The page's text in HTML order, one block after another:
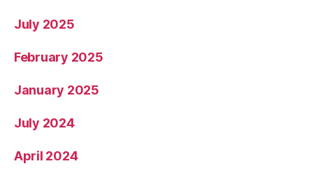
July 2025
February 2025
January 2025
July 2024
April 2024